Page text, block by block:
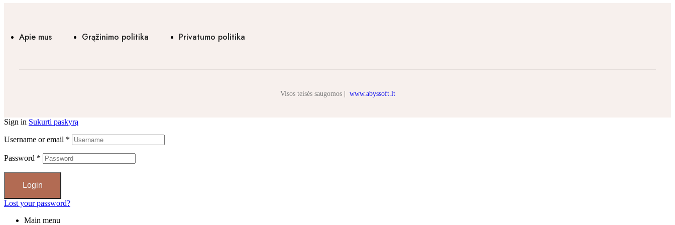
Apie mus Grąžinimo politika Privatumo politika
Visos teisės saugomos | www.abyssoft.lt
Sign in Sukurti paskyrą
Username or email *
Password *
Login
Lost your password?
Main menu